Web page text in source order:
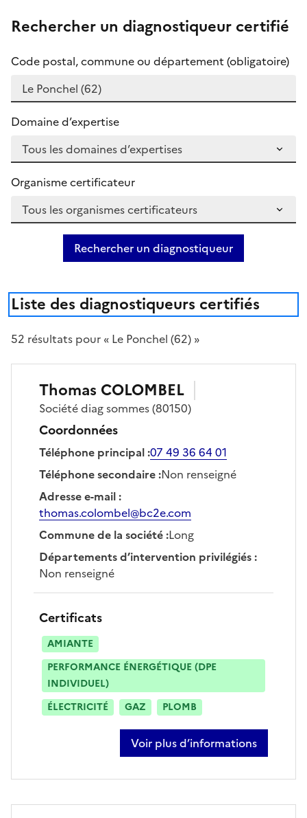
Rechercher un diagnostiqueur certifié
Code postal, commune ou département (obligatoire)
Domaine d’expertise
Organisme certificateur
Rechercher un diagnostiqueur
Liste des diagnostiqueurs certifiés
52 résultats pour « Le Ponchel (62) »
Thomas COLOMBEL
Sociétédiag sommes(80150)
Coordonnées
Téléphone principal:07 49 36 64 01
Téléphone secondaire:Non renseigné
Adresse e-mail:
thomas.colombel@bc2e.com
Commune de la société:Long
Départements d’intervention privilégiés:
Non renseigné
Certificats
AMIANTE
PERFORMANCE ÉNERGÉTIQUE (DPE
INDIVIDUEL)
ÉLECTRICITÉ
GAZ PLOMB
Voir plus d’informations
sur thomas colombel